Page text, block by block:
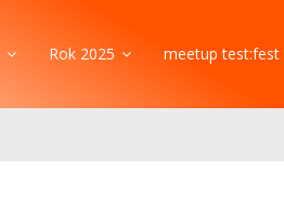
Rok 2025 meetup test:fest